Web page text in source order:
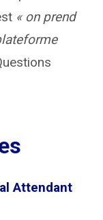
« on prend
Attendant